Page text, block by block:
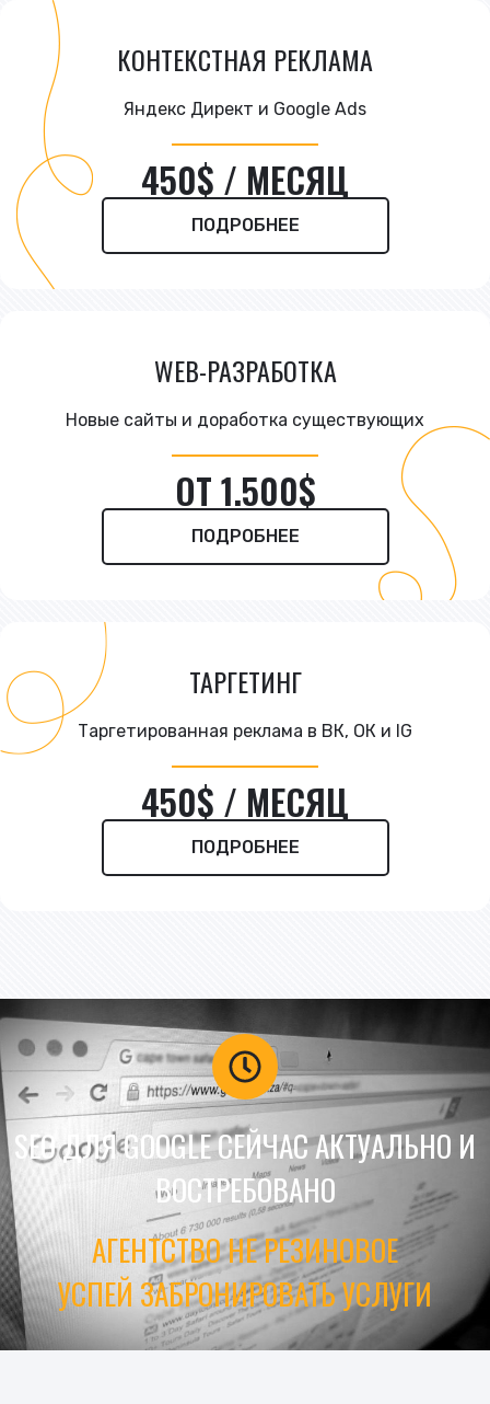
КОНТЕКСТНАЯ РЕКЛАМА
Яндекс Директ и Google Ads
450$ / МЕСЯЦ
ПОДРОБНЕЕ
WEB-РАЗРАБОТКА
Новые сайты и доработка существующих
ОТ 1.500$
ПОДРОБНЕЕ
ТАРГЕТИНГ
Таргетированная реклама в ВК, ОК и IG
450$ / МЕСЯЦ
ПОДРОБНЕЕ
SEO ДЛЯ GOOGLE СЕЙЧАС АКТУАЛЬНО И
ВОСТРЕБОВАНО
АГЕНТСТВО НЕ РЕЗИНОВОЕ
УСПЕЙ ЗАБРОНИРОВАТЬ УСЛУГИ